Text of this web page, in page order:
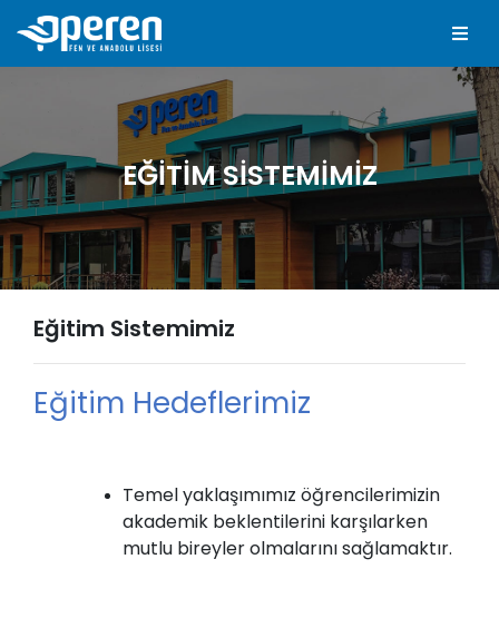
EĞITIM SISTEMIMIZ
Eğitim Sistemimiz
Eğitim Hedeflerimiz
Temel yaklaşımımız öğrencilerimizin
akademik beklentilerini karşılarken
mutlu bireyler olmalarını sağlamaktır.